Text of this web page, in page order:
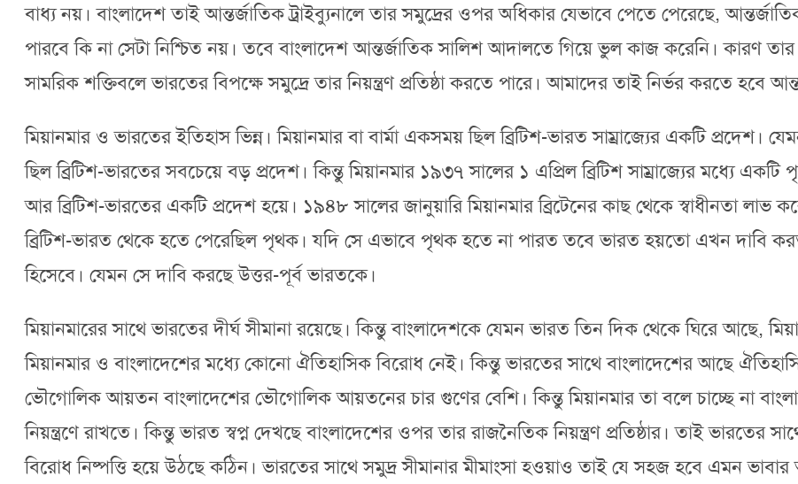
বাধ্য নয়। বাংলাদেশ তাই আন্তর্জাতিক ট্রাইব্যুনালে তার সমুদ্রের ওপর অধিকার যেভাবে পেতে পেরেছে,
পারবে কি না সেটা নিশ্চিত নয়। তবে বাংলাদেশ আন্তর্জাতিক সালিশ আদালতে গিয়ে ভুল কাজ করেনি। কারণ
সামরিক শক্তিবলে ভারতের বিপক্ষে সমুদ্রে তার নিয়ন্ত্রণ প্রতিষ্ঠা করতে পারে। আমাদের তাই নির্ভর করতে হবে
মিয়ানমার ও ভারতের ইতিহাস ভিন্ন। মিয়ানমার বা বার্মা একসময় ছিল ব্রিটিশ-ভারত সাম্রাজ্যের একটি প্রদেশ।
ছিল ব্রিটিশ-ভারতের সবচেয়ে বড় প্রদেশ। কিন্তু মিয়ানমার ১৯৩৭ সালের ১ এপ্রিল ব্রিটিশ সাম্রাজ্যের মধ্যে
আর ব্রিটিশ-ভারতের একটি প্রদেশ হয়ে। ১৯৪৮ সালের জানুয়ারি মিয়ানমার ব্রিটেনের কাছ থেকে স্বাধীনতা লাভ
ব্রিটিশ-ভারত থেকে হতে পেরেছিল পৃথক। যদি সে এভাবে পৃথক হতে না পারত তবে ভারত হয়তো এখন দাবি
হিসেবে। যেমন সে দাবি করছে উত্তর-পূর্ব ভারতকে।
মিয়ানমারের সাথে ভারতের দীর্ঘ সীমানা রয়েছে। কিন্তু বাংলাদেশকে যেমন ভারত তিন দিক থেকে ঘিরে আছে,
মিয়ানমার ও বাংলাদেশের মধ্যে কোনো ঐতিহাসিক বিরোধ নেই। কিন্তু ভারতের সাথে বাংলাদেশের আছে
ভৌগোলিক আয়তন বাংলাদেশের ভৌগোলিক আয়তনের চার গুণের বেশি। কিন্তু মিয়ানমার তা বলে চাচ্ছে না
নিয়ন্ত্রণে রাখতে। কিন্তু ভারত স্বপ্ন দেখছে বাংলাদেশের ওপর তার রাজনৈতিক নিয়ন্ত্রণ প্রতিষ্ঠার। তাই ভারতের
বিরোধ নিষ্পত্তি হয়ে উঠছে কঠিন। ভারতের সাথে সমুদ্র সীমানার মীমাংসা হওয়াও তাই যে সহজ হবে এমন